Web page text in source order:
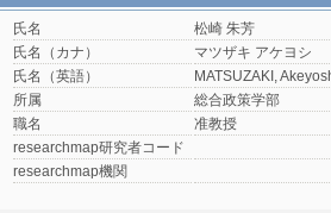
氏名
松崎 朱芳
氏名（カナ）
マツザキ アケヨシ
氏名（英語）
MATSUZAKI,
所属
総合政策学部
職名
准教授
researchmap研究者コード
researchmap機関